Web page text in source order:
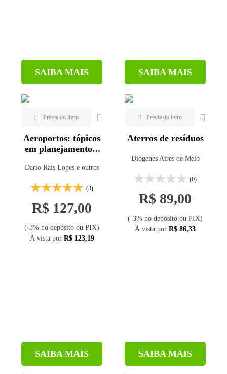
SAIBA MAIS SAIBA MAIS
Aeroportos: tópicos
em planejamento e
Dario Rais Lopes e outros
(3)
R$ 127,00
(-3% no depósito ou PIX)
À vista por R$ 123,19
SAIBA MAIS
Aterros de resíduos
Diógenes Aires de Melo
(0)
R$ 89,00
(-3% no depósito ou PIX)
À vista por R$ 86,33
SAIBA MAIS